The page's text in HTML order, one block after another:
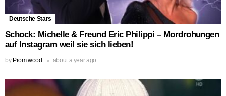
Deutsche Stars
Schock: Michelle & Freund Eric Philippi – Mordrohungen
auf Instagram weil sie sich lieben!
by Promiwood about a year ago